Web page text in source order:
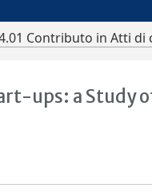
Contributo in Atti di
ups: a Study of